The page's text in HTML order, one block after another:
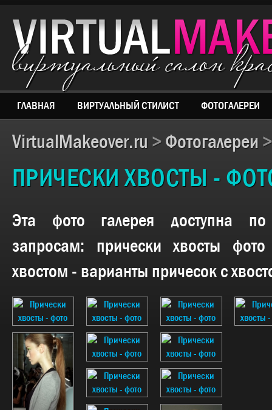
виртуальный салон
ГЛАВНАЯ ВИРТУАЛЬНЫЙ СТИЛИСТ ФОТОГАЛЕРЕИ
VirtualMakeover.ru > Фотогалереи
ПРИЧЕСКИ ХВОСТЫ -
Эта фото галерея доступна
запросам: прически хвосты
хвостом - варианты причесок с